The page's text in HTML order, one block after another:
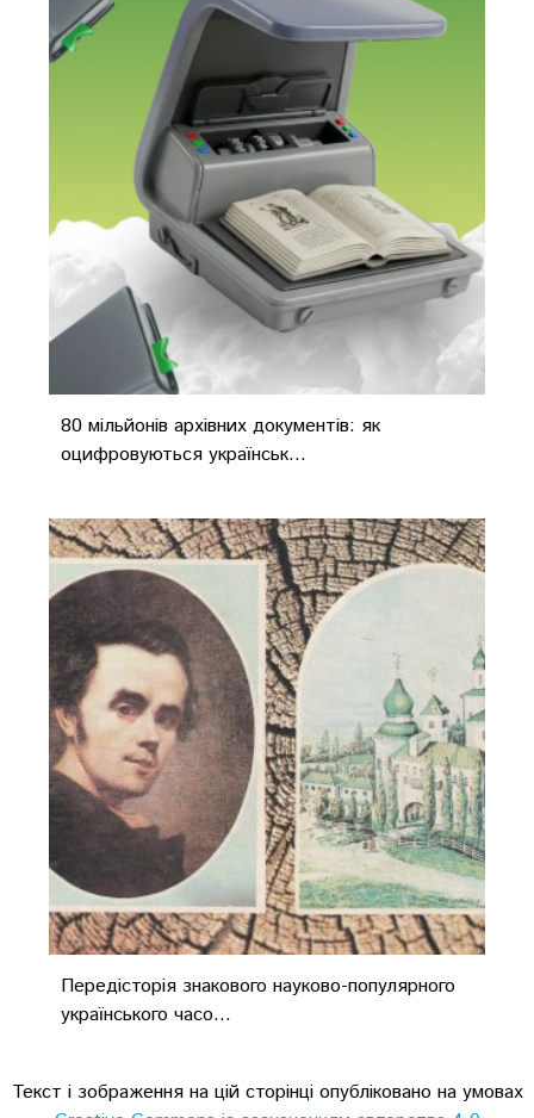
80 мільйонів архівних документів: як
оцифровуються українськ...
Передісторія знакового науково-популярного
українського часо...
Текст і зображення на цій сторінці опубліковано на умовах